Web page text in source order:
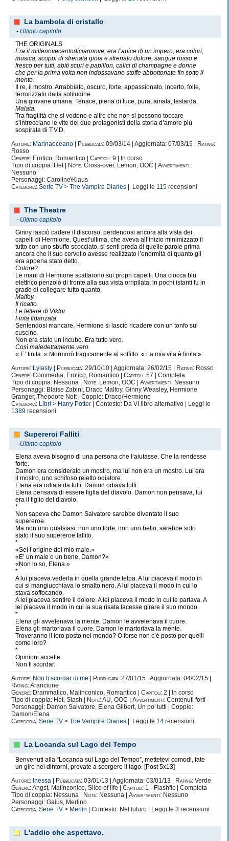
La bambola di cristallo
- Ultimo capitolo
THE ORIGINALS
Era il millenovecentodiciannove, era l’apice di un impero, era colori,
musica, scoppi di sfrenata gioia e sfrenato dolore, sangue rosso e
fresco per tutti, abiti scuri e papillon, calici di champagne e donne
che per la prima volta non indossavano stoffe abbottonate fin sotto il
mento.
Il re, il mostro. Arrabbiato, oscuro, forte, appassionato, incerto, folle,
terrorizzato dalla solitudine.
Una giovane umana. Tenace, piena di luce, pura, amata, testarda.
Malata.
Tra fragilità che si vedono e altre che non si possono toccare
s’intrecciano le vite dei due protagonisti della storia d’amore più
sospirata di T.V.D.
Autore: Marinaoceano Pubblicata: 09/03/14 | Aggiornata: 07/03/15 |
Rating:
Rosso
Genere: Erotico, Romantico | Capitoli: 9 | In corso
Tipo di coppia: Het |
Note: Cross-over, Lemon, OOC | Avvertimenti:
Nessuno
Personaggi: Caroline\Klaus
Categoria: Serie TV > The Vampire Diaries | Leggi le 115 recensioni
The Theatre
- Ultimo capitolo
Ginny lasciò cadere il discorso, perdendosi ancora alla vista dei
capelli di Hermione. Quest’ultima, che aveva all’inizio minimizzato il
tutto con uno sbuffo scocciato, si sentì preda di quelle parole prima
ancora che il suo cervello avesse realizzato l’enormità di quanto gli
era appena stato detto.
Colore?
Le mani di Hermione scattarono sui propri capelli. Una ciocca blu
elettrico penzolò di fronte alla sua vista orripilata; in pochi istanti fu in
grado di collegare tutto quanto.
Malfoy.
Il ricatto.
Le lettere di Viktor.
Finta fidanzata.
Sentendosi mancare, Hermione si lasciò ricadere con un tonfo sul
cuscino.
Non era stato un incubo. Era tutto vero.
Così maledettamente vero.
« E’ finita. » Mormorò tragicamente al soffitto. « La mia vita è finita ».
Autore: Lylasly Pubblicata: 29/10/10 | Aggiornata: 26/02/15 | Rating: Rosso
Genere: Commedia, Erotico, Romantico | Capitoli: 57 | Completa
Tipo di coppia: Nessuna |
Note: Lemon, OOC | Avvertimenti: Nessuno
Personaggi: Blaise Zabini, Draco Malfoy, Ginny Weasley, Hermione
Granger, Theodore Nott | Coppie: Draco/Hermione
Categoria: Libri > Harry Potter | Contesto: Da VI libro alternativo | Leggi le
1389 recensioni
Supereroi Falliti
- Ultimo capitolo
Elena aveva bisogno di una persona che l’aiutasse. Che la rendesse
forte.
Damon era considerato un mostro, ma lui non era un mostro. Lui era
il mostro, uno schifoso reietto odiatore.
Elena era odiata da tutti. Damon odiava tutti.
Elena pensava di essere figlia del diavolo. Damon non pensava, lui
era il figlio del diavolo.
*
Non sapeva che Damon Salvatore sarebbe diventato il suo
supereroe.
Ma non uno qualsiasi, non uno forte, non uno bello, sarebbe solo
stato il suo supereroe fallito.
*
«Sei l’origine del mio male.»
«E’ un male o un bene, Damon?»
«Non lo so, Elena.»
*
A lui piaceva vederla in quella grande felpa. A lui piaceva il modo in
cui si mangiucchiava lo smalto nero. A lui piaceva il modo in cui lo
stava soffocando.
A lei piaceva sentire il dolore. A lei piaceva il modo in cui le parlava. A
lei piaceva il modo in cui la sua risata facesse girare il suo mondo.
*
Elena gli avvelenava la mente. Damon le avvelenava il cuore.
Elena gli martoriava il cuore. Damon le martoriava la mente.
Troveranno il loro posto nel mondo? O forse non c’è posto per quelli
come loro?
*
Opinioni accette.
Non ti scordar.
Autore: Non ti scordar di me Pubblicata: 27/01/15 | Aggiornata: 04/02/15 |
Rating:Arancione
Genere: Drammatico, Malinconico, Romantico | Capitoli: 2 | In corso
Tipo di coppia: Het, Slash |
Note:AU, OOC | Avvertimenti: Contenuti forti
Personaggi: Damon Salvatore, Elena Gilbert, Un po' tutti | Coppie:
Damon/Elena
Categoria: Serie TV > The Vampire Diaries | Leggi le 14 recensioni
La Locanda sul Lago del Tempo
Benvenuti alla “Locanda sul Lago del Tempo”, mettetevi comodi, fate
un giro nei dintorni, provate a scorgere il lago. [Post 5x13]
Autore: Inessa Pubblicata: 03/01/13 | Aggiornata: 03/01/13 | Rating: Verde
Genere:Angst, Malinconico, Slice of life | Capitoli: 1 - Flashfic | Completa
Tipo di coppia: Nessuna |
Note: Nessuna | Avvertimenti: Nessuno
Personaggi: Gaius, Merlino
Categoria: Serie TV > Merlin | Contesto: Nel futuro | Leggi le 3 recensioni
L'addio che aspettavo.